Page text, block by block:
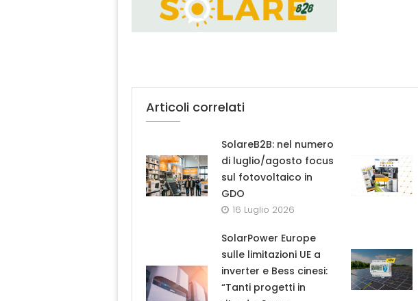
Articoli correlati
SolareB2B: nel numero
di luglio/agosto focus
sul fotovoltaico in
GDO
16 Luglio 2026
SolarPower Europe
sulle limitazioni UE a
inverter e Bess cinesi:
“Tanti progetti in